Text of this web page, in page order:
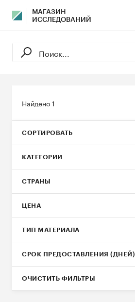
МАГАЗИН
ИССЛЕДОВАНИЙ
Найдено1
СОРТИРОВАТЬ
КАТЕГОРИИ
СТРАНЫ
ЦЕНА
ТИП МАТЕРИАЛА
СРОК ПРЕДОСТАВЛЕНИЯ (ДНЕЙ)
ОЧИСТИТЬ ФИЛЬТРЫ